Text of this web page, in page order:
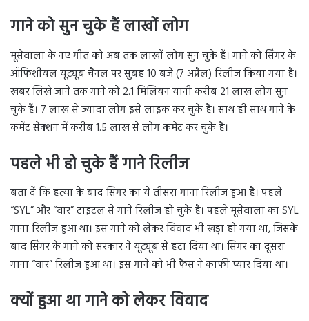
गाने को सुन चुके हैं लाखों लोग
मूसेवाला के नए गीत को अब तक लाखों लोग सुन चुके हैं। गाने को सिंगर के
ऑफिशीयल यूट्यूब चैनल पर सुबह 10 बजे (7 अप्रैल) रिलीज किया गया है।
खबर लिखे जाने तक गाने को 2.1 मिलियन यानी करीब 21 लाख लोग सुन
चुके हैं। 7 लाख से ज्यादा लोग इसे लाइक कर चुके हैं। साथ ही साथ गाने के
कमेंट सेक्शन में करीब 1.5 लाख से लोग कमेंट कर चुके हैं।
पहले भी हो चुके हैं गाने रिलीज
बता दें कि हत्या के बाद सिंगर का ये तीसरा गाना रिलीज हुआ है। पहले
“SYL” और “वार” टाइटल से गाने रिलीज हो चुके है। पहले मूसेवाला का SYL
गाना रिलीज हुआ था। इस गाने को लेकर विवाद भी खड़ा हो गया था, जिसके
बाद सिंगर के गाने को सरकार ने यूट्यूब से हटा दिया था। सिंगर का दूसरा
गाना “वार” रिलीज हुआ था। इस गाने को भी फैंस ने काफी प्यार दिया था।
क्यों हुआ था गाने को लेकर विवाद